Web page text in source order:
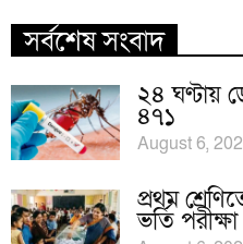
সর্বশেষ সংবাদ
২৪ ঘণ্টায়
৪৭১
August 6,
প্রথম
ভর্তি